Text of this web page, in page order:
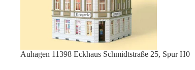
Sale
Auhagen 11398 Eckhaus Schmidtstraße 25, Spur H0